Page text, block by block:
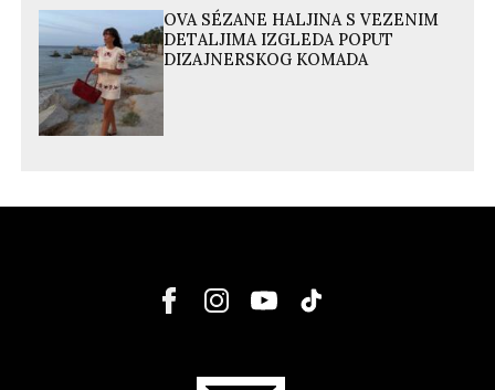
OVA SÉZANE HALJINA S VEZENIM
DETALJIMA IZGLEDA POPUT
DIZAJNERSKOG KOMADA